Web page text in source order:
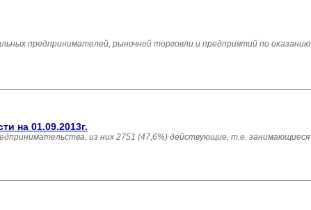
предпринимателей, рыночной торговли и предприятий по оказанию
на 01.09.2013г.
из них 2751 (47,6%) действующие, т.е. занимающиеся